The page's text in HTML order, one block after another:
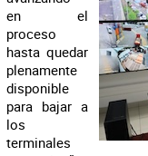
en el
proceso
hasta quedar
plenamente
disponible
para bajar a
los
terminales